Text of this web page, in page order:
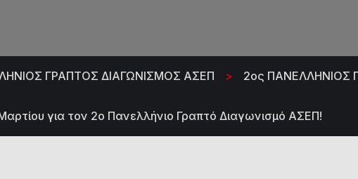
ΓΡΑΠΤΟΣ ΔΙΑΓΩΝΙΣΜΟΣ ΑΣΕΠ > 2ος ΠΑΝΕΛΛΗΝΙΟΣ
για τον 2ο Πανελλήνιο Γραπτό Διαγωνισμό ΑΣΕΠ!